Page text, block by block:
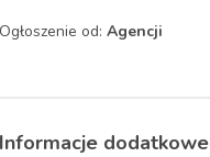
Ogłoszenie od: Agencji
Informacje dodatkowe